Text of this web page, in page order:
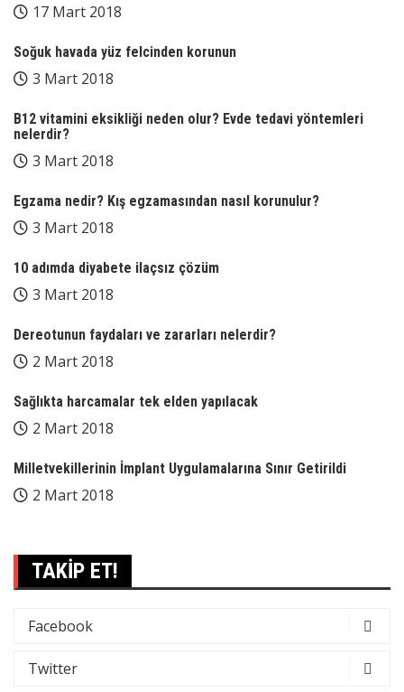
17 Mart 2018
Soğuk havada yüz felcinden korunun
3 Mart 2018
B12 vitamini eksikliği neden olur? Evde tedavi yöntemleri
nelerdir?
3 Mart 2018
Egzama nedir? Kış egzamasından nasıl korunulur?
3 Mart 2018
10 adımda diyabete ilaçsız çözüm
3 Mart 2018
Dereotunun faydaları ve zararları nelerdir?
2 Mart 2018
Sağlıkta harcamalar tek elden yapılacak
2 Mart 2018
Milletvekillerinin İmplant Uygulamalarına Sınır Getirildi
2 Mart 2018
TAKİP ET!
Facebook
Twitter